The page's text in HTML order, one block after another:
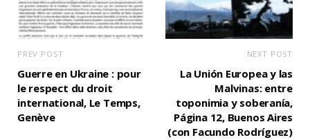
PREV POST
Guerre en Ukraine : pour
le respect du droit
international, Le Temps,
Genève
NEXT POST
La Unión Europea y las
Malvinas: entre
toponimia y soberanía,
Página 12, Buenos Aires
(con Facundo Rodríguez)